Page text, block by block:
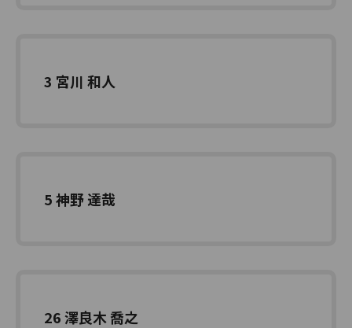
3 宮川 和人
5 神野 達哉
26 澤良木 喬之